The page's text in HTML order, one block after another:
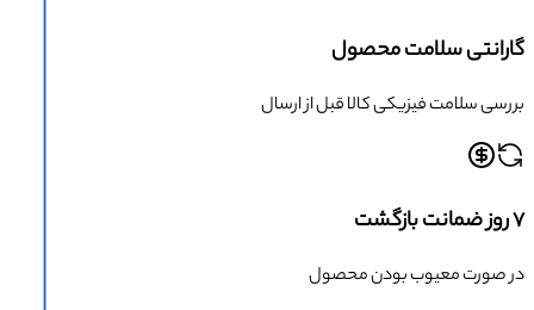
گارانتی سلامت محصول
بررسی سلامت فیزیکی کالا قبل از ارسال
۷ روز ضمانت بازگشت
در صورت معیوب بودن محصول